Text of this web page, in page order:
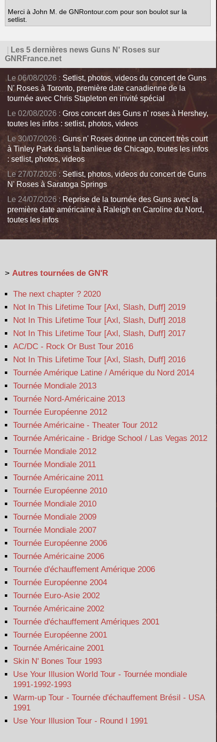
Merci à John M. de GNRontour.com pour son boulot sur la
setlist.
Les 5 dernières news Guns N' Roses sur
GNRFrance.net
Le 06/08/2026 : Setlist, photos, videos du concert de Guns
N' Roses à Toronto, première date canadienne de la
tournée avec Chris Stapleton en invité spécial
Le 02/08/2026 : Gros concert des Guns n' roses à Hershey,
toutes les infos : setlist, photos, videos
Le 30/07/2026 : Guns n' Roses donne un concert très court
à Tinley Park dans la banlieue de Chicago, toutes les infos
: setlist, photos, videos
Le 27/07/2026 : Setlist, photos, videos du concert de Guns
N' Roses à Saratoga Springs
Le 24/07/2026 : Reprise de la tournée des Guns avec la
première date américaine à Raleigh en Caroline du Nord,
toutes les infos
> Autres tournées de GN'R
The next chapter ? 2020
Not In This Lifetime Tour [Axl, Slash, Duff] 2019
Not In This Lifetime Tour [Axl, Slash, Duff] 2018
Not In This Lifetime Tour [Axl, Slash, Duff] 2017
AC/DC - Rock Or Bust Tour 2016
Not In This Lifetime Tour [Axl, Slash, Duff] 2016
Tournée Amérique Latine / Amérique du Nord 2014
Tournée Mondiale 2013
Tournée Nord-Américaine 2013
Tournée Européenne 2012
Tournée Américaine - Theater Tour 2012
Tournée Américaine - Bridge School / Las Vegas 2012
Tournée Mondiale 2012
Tournée Mondiale 2011
Tournée Américaine 2011
Tournée Européenne 2010
Tournée Mondiale 2010
Tournée Mondiale 2009
Tournée Mondiale 2007
Tournée Européenne 2006
Tournée Américaine 2006
Tournée d'échauffement Amérique 2006
Tournée Européenne 2004
Tournée Euro-Asie 2002
Tournée Américaine 2002
Tournée d'échauffement Amériques 2001
Tournée Européenne 2001
Tournée Américaine 2001
Skin N' Bones Tour 1993
Use Your Illusion World Tour - Tournée mondiale
1991-1992-1993
Warm-up Tour - Tournée d'échauffement Brésil - USA
1991
Use Your Illusion Tour - Round I 1991